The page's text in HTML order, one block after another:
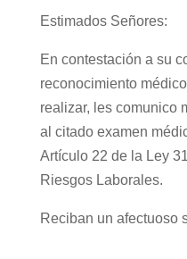
Estimados Señores:
En contestación a su
reconocimiento
realizar, les comunico
al citado examen
Artículo 22 de la Ley
Riesgos Laborales.
Reciban un afectuoso